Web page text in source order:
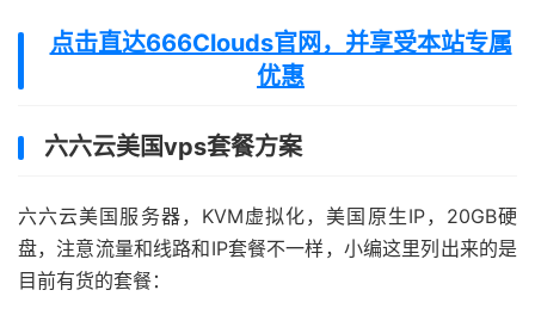
点击直达666Clouds官网，并享受本站专属
优惠
六六云美国vps套餐方案
六六云美国服务器，KVM虚拟化，美国原生IP，20GB硬
盘，注意流量和线路和IP套餐不一样，小编这里列出来的是
目前有货的套餐：